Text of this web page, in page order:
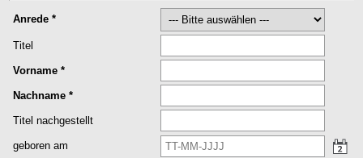
Anrede *
Titel
Vorname *
Nachname *
Titel nachgestellt
geboren am